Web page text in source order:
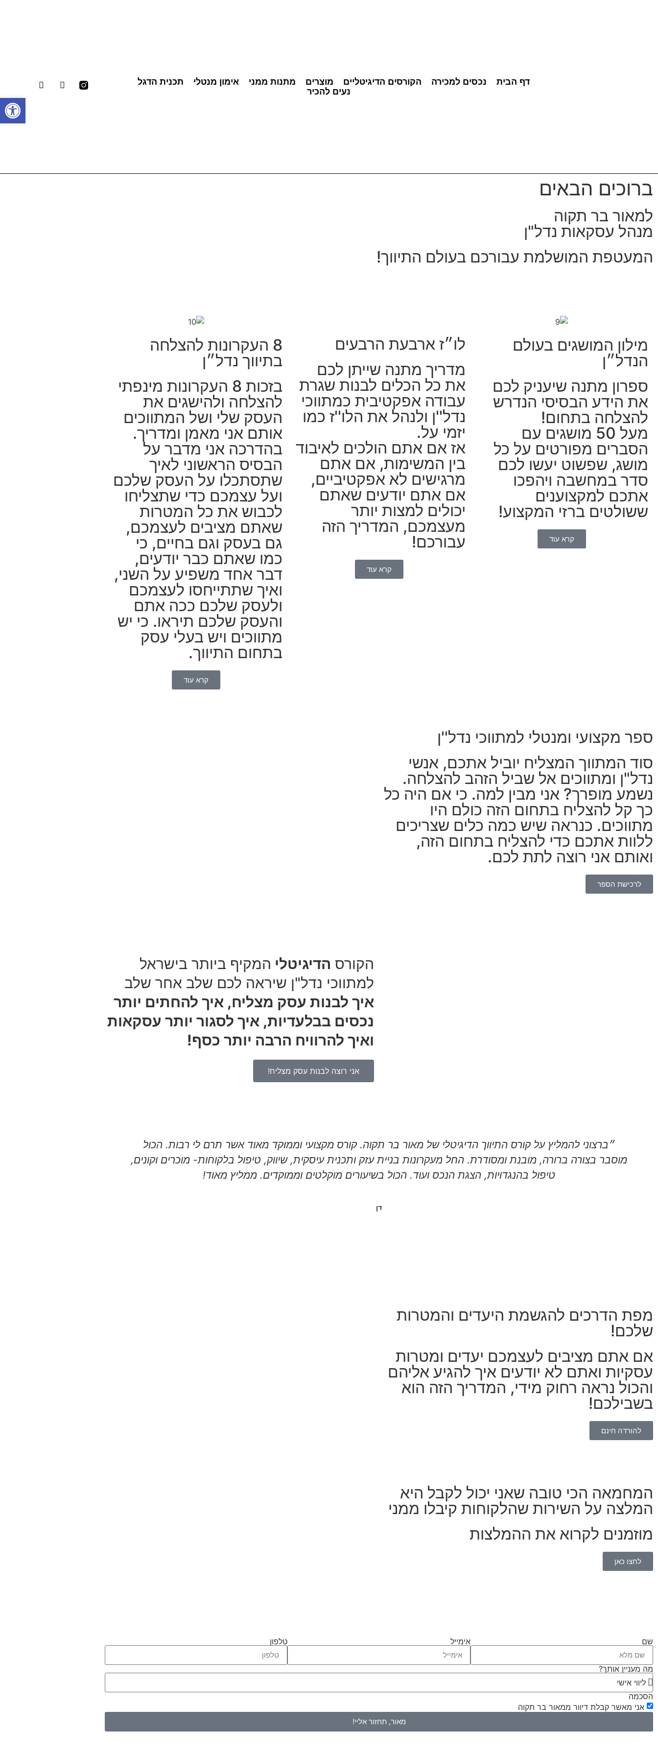
דף הבית נכסים למכירה הקורסים הדיגיטליים מוצרים מתנות ממני אימון מנטלי
תכנית הדגל
נעים להכיר
ברוכים הבאים
למאור בר תקוה
מנהל עסקאות נדל"ן
המעטפת המושלמת עבורכם בעולם התיווך!
מילון המושגים בעולם
הנדל״ן
ספרון מתנה שיעניק לכם
את הידע הבסיסי הנדרש
להצלחה בתחום!​
מעל 50 מושגים עם
הסברים מפורטים על כל
מושג, שפשוט יעשו לכם
סדר במחשבה ויהפכו
אתכם למקצוענים
ששולטים ברזי המקצוע!​
קרא עוד
לו״ז ארבעת הרבעים
מדריך מתנה שייתן לכם
את כל הכלים לבנות שגרת
עבודה אפקטיבית כמתווכי
נדל''ן ולנהל את הלו''ז כמו
יזמי על.
אז אם אתם הולכים לאיבוד
בין המשימות, אם אתם
מרגישים לא אפקטיביים,
אם אתם יודעים שאתם
יכולים למצות יותר
מעצמכם, המדריך הזה
עבורכם!
קרא עוד
8 העקרונות להצלחה
בתיווך נדל״ן
בזכות 8 העקרונות מינפתי
להצלחה ולהישגים את
העסק שלי ושל המתווכים
אותם אני מאמן ומדריך.
בהדרכה אני מדבר על
הבסיס הראשוני לאיך
שתסתכלו על העסק שלכם
ועל עצמכם כדי שתצליחו
לכבוש את כל המטרות
שאתם מציבים לעצמכם,
גם בעסק וגם בחיים, כי
כמו שאתם כבר יודעים,
דבר אחד משפיע על השני,
ואיך שתתייחסו לעצמכם
ולעסק שלכם ככה אתם
והעסק שלכם תיראו. כי יש
מתווכים ויש בעלי עסק
בתחום התיווך.
קרא עוד
ספר מקצועי ומנטלי למתווכי נדל''ן
סוד המתווך המצליח יוביל אתכם, אנשי
נדל"ן ומתווכים אל שביל הזהב להצלחה.
נשמע מופרך? אני מבין למה. כי אם היה כל
כך קל להצליח בתחום הזה כולם היו
מתווכים. כנראה שיש כמה כלים שצריכים
ללוות אתכם כדי להצליח בתחום הזה,
ואותם אני רוצה לתת לכם.
לרכישת הספר
הקורס הדיגיטלי המקיף ביותר בישראל
למתווכי נדל"ן שיראה לכם שלב אחר שלב
איך לבנות עסק מצליח, איך להחתים יותר
נכסים בבלעדיות, איך לסגור יותר עסקאות
ואיך להרוויח הרבה יותר כסף!
אני רוצה לבנות עסק מצליח!
״ברצוני להמליץ על קורס התיווך הדיגיטלי של מאור בר תקוה. קורס מקצועי וממוקד מאוד אשר תרם לי רבות. הכול
מוסבר בצורה ברורה, מובנת ומסודרת. החל מעקרונות בניית עזק ותכנית עיסקית, שיווק, טיפול בלקוחות- מוכרים וקונים,
טיפול בהנגדויות, הצגת הנכס ועוד. הכול בשיעורים מוקלטים וממוקדים. ממליץ מאוד!
דן
מפת הדרכים להגשמת היעדים והמטרות
שלכם!
אם אתם מציבים לעצמכם יעדים ומטרות
עסקיות ואתם לא יודעים איך להגיע אליהם
והכול נראה רחוק מידי, המדריך הזה הוא
בשבילכם!
להורדה חינם
המחמאה הכי טובה שאני יכול לקבל היא
המלצה על השירות שהלקוחות קיבלו ממני
מוזמנים לקרוא את ההמלצות
לחצו כאן
שם אימייל טלפון
מה מעניין אותך?
הסכמה
אני מאשר קבלת דיוור ממאור בר תקוה
מאור, תחזור אליי!
פתח